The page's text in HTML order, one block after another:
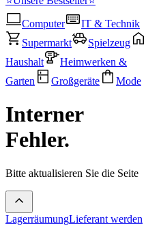
Computer
IT & Technik
Supermarkt
Spielzeug
Haushalt
Heimwerken &
Garten
Großgeräte Mode
Interner
Fehler.
Bitte aktualisieren Sie die Seite
LagerräumungLieferant werden